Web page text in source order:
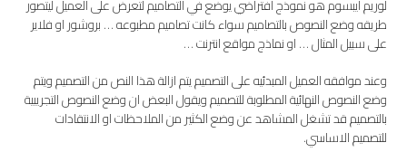
لوريم ايبسوم هو نموذج افتراضي يوضع في التصاميم لتعرض على العميل ليتصور
طريقه وضع النصوص بالتصاميم سواء كانت تصاميم مطبوعه … بروشور او فلاير
على سبيل المثال … او نماذج مواقع انترنت …
وعند موافقه العميل المبدئيه على التصميم يتم ازالة هذا النص من التصميم ويتم
وضع النصوص النهائية المطلوبة للتصميم ويقول البعض ان وضع النصوص التجريبية
بالتصميم قد تشغل المشاهد عن وضع الكثير من الملاحظات او الانتقادات
للتصميم الاساسي.